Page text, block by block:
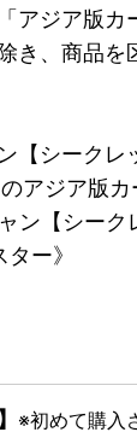
アジア版カ
き、商品を
【シークレ
アジア版
ン【シーク
ー》
※初めて購入